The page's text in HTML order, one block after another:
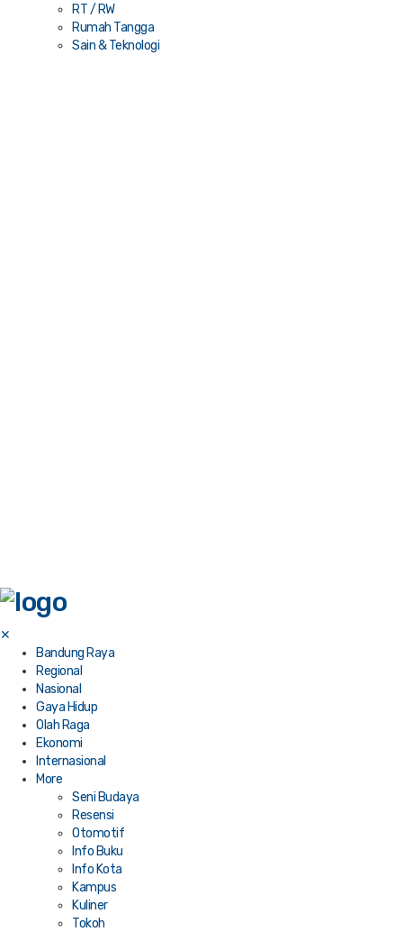
RT / RW
Rumah Tangga
Sain & Teknologi
✕
Bandung Raya
Regional
Nasional
Gaya Hidup
Olah Raga
Ekonomi
Internasional
More
Seni Budaya
Resensi
Otomotif
Info Buku
Info Kota
Kampus
Kuliner
Tokoh